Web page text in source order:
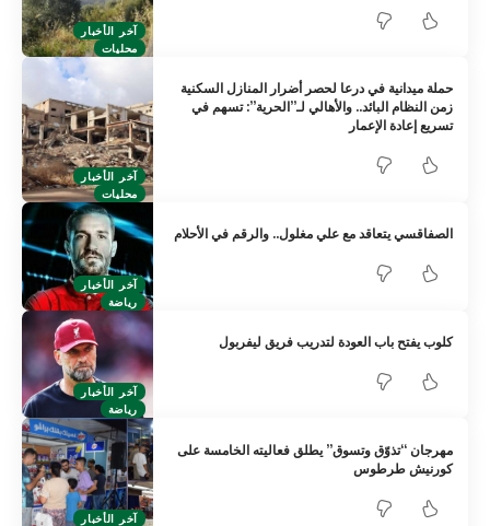
آخر الأخبار
محليات
آخر الأخبار
محليات
حملة ميدانية في درعا لحصر أضرار المنازل السكنية
زمن النظام البائد.. والأهالي لـ”الحرية”: تسهم في
تسريع إعادة الإعمار
آخر الأخبار
رياضة
الصفاقسي يتعاقد مع علي مغلول.. والرقم في الأحلام
آخر الأخبار
رياضة
كلوب يفتح باب العودة لتدريب فريق ليفربول
آخر الأخبار
مهرجان “تذوّق وتسوق” يطلق فعاليته الخامسة على
كورنيش طرطوس